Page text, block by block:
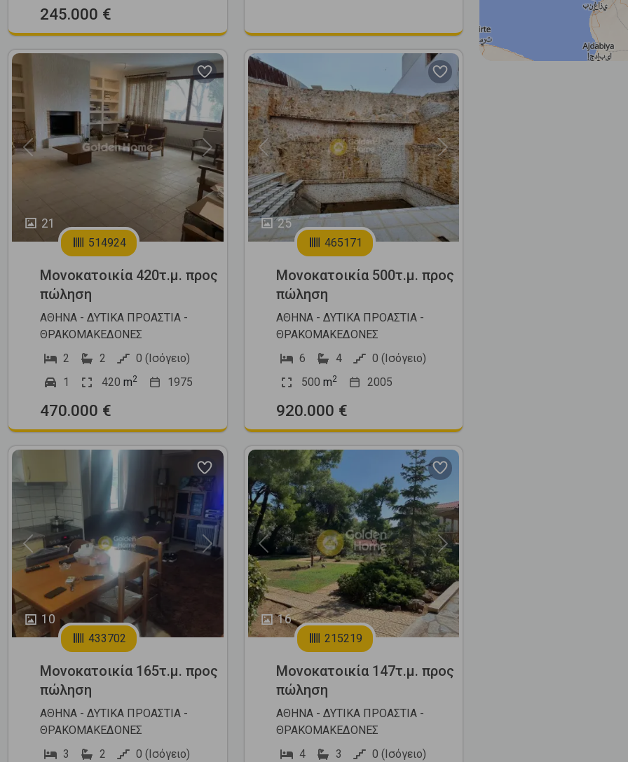
245.000 €
21
Previous Next
514924
Μονοκατοικία 420τ.μ. προς
πώληση
ΑΘΗΝΑ - ΔΥΤΙΚΑ ΠΡΟΑΣΤΙΑ -
ΘΡΑΚΟΜΑΚΕΔΟΝΕΣ
2
2
0 (Ισόγειο)
1
420 m2 1975
470.000 €
25
Previous Next
465171
Μονοκατοικία 500τ.μ. προς
πώληση
ΑΘΗΝΑ - ΔΥΤΙΚΑ ΠΡΟΑΣΤΙΑ -
ΘΡΑΚΟΜΑΚΕΔΟΝΕΣ
6
4
0 (Ισόγειο)
500 m2 2005
920.000 €
10
Previous Next
433702
Μονοκατοικία 165τ.μ. προς
πώληση
ΑΘΗΝΑ - ΔΥΤΙΚΑ ΠΡΟΑΣΤΙΑ -
ΘΡΑΚΟΜΑΚΕΔΟΝΕΣ
3
2
0 (Ισόγειο)
16
Previous Next
215219
Μονοκατοικία 147τ.μ. προς
πώληση
ΑΘΗΝΑ - ΔΥΤΙΚΑ ΠΡΟΑΣΤΙΑ -
ΘΡΑΚΟΜΑΚΕΔΟΝΕΣ
4
3
0 (Ισόγειο)